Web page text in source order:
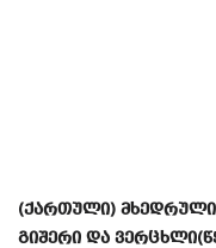
(ქართული) მხედრული
გიშერი და